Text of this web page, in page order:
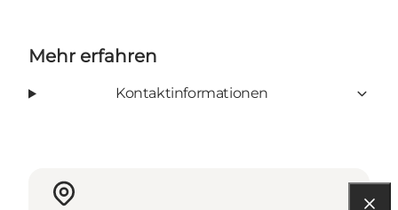
Mehr erfahren
Kontaktinformationen